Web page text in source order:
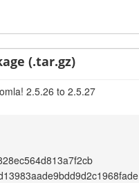
(.tar.gz)
2.5.26 to 2.5.27